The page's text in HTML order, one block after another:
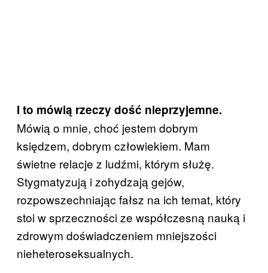
I to mówią rzeczy dość nieprzyjemne.
Mówią o mnie, choć jestem dobrym
księdzem, dobrym człowiekiem. Mam
świetne relacje z ludźmi, którym służę.
Stygmatyzują i zohydzają gejów,
rozpowszechniając fałsz na ich temat, który
stoi w sprzeczności ze współczesną nauką i
zdrowym doświadczeniem mniejszości
nieheteroseksualnych.